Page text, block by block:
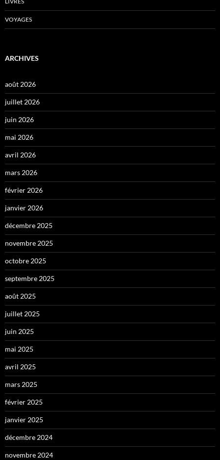
VOYAGES
ARCHIVES
août 2026
juillet 2026
juin 2026
mai 2026
avril 2026
mars 2026
février 2026
janvier 2026
décembre 2025
novembre 2025
octobre 2025
septembre 2025
août 2025
juillet 2025
juin 2025
mai 2025
avril 2025
mars 2025
février 2025
janvier 2025
décembre 2024
novembre 2024